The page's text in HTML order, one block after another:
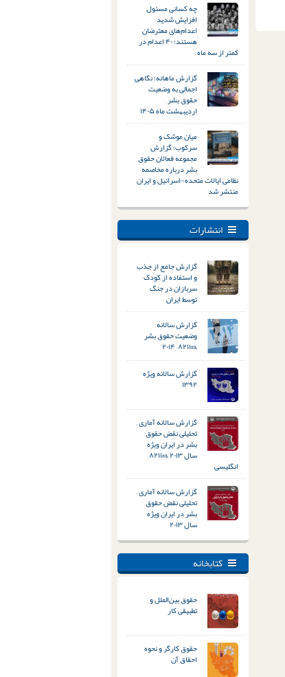
چه کسانی مسئول
افزایش شدید
اعدام‌های معترضان
هستند؛ ۴۰ اعدام در
کمتر از سه ماه
گزارش ماهانه؛ نگاهی
اجمالی به وضعیت
حقوق بشر –
اردیبهشت ماه ۱۴۰۵
میان موشک و
سرکوب؛ گزارش
مجموعه فعالان حقوق
بشر درباره مخاصمه
نظامی ایالات متحده-اسرائیل و ایران
منتشر شد
انتشارات
گزارش جامع از جذب
و استفاده از کودک
سربازان در جنگ
توسط ایران
گزارش سالانه
وضعیت حقوق بشر
&#۸۲۱۱; ۲۰۱۴
گزارش سالانه ویژه
۱۳۹۲
گزارش سالانه آماری –
تحلیلی نقض حقوق
بشر در ایران ویژه
سال ۲۰۱۳ &#۸۲۱۱;
انگلیسی
گزارش سالانه آماری –
تحلیلی نقض حقوق
بشر در ایران ویژه
سال ۲۰۱۳
کتابخانه
حقوق بین‌الملل و
تطبیقی کار
حقوق کارگر و نحوه
احقاق آن